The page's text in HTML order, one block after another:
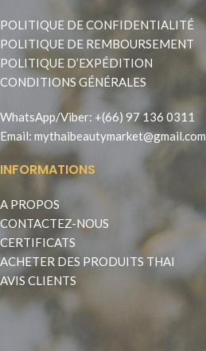
POLITIQUE DE CONFIDENTIALITÉ
POLITIQUE DE REMBOURSEMENT
POLITIQUE D’EXPÉDITION
CONDITIONS GÉNÉRALES
WhatsApp/Viber: +(66) 97 136 0311
Email: mythaibeautymarket@gmail.com
INFORMATIONS
A PROPOS
CONTACTEZ-NOUS
CERTIFICATS
ACHETER DES PRODUITS THAI
AVIS CLIENTS